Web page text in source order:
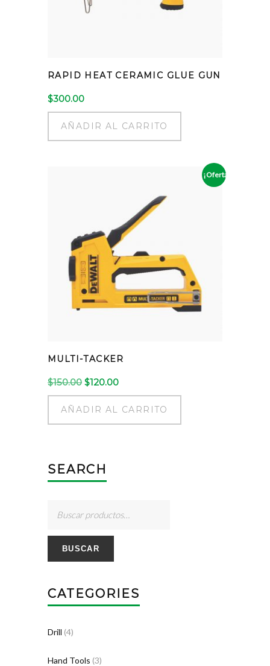
RAPID HEAT CERAMIC GLUE GUN
$300.00
AÑADIR AL CARRITO
¡Oferta!
MULTI-TACKER
$150.00 El
precio
original
era:
$150.00.
$120.00El
precio
actual
es:
$120.00.
AÑADIR AL CARRITO
SEARCH
BUSCAR
CATEGORIES
Drill (4)
Hand Tools (3)